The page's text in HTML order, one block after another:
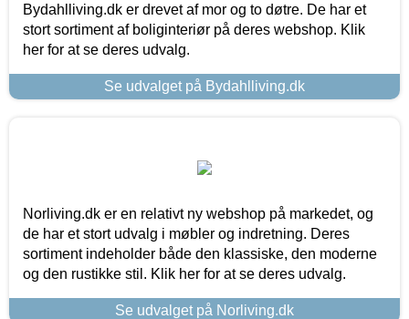
Bydahlliving.dk er drevet af mor og to døtre. De har et
stort sortiment af boliginteriør på deres webshop. Klik
her for at se deres udvalg.
Se udvalget på Bydahlliving.dk
Norliving.dk er en relativt ny webshop på markedet, og
de har et stort udvalg i møbler og indretning. Deres
sortiment indeholder både den klassiske, den moderne
og den rustikke stil. Klik her for at se deres udvalg.
Se udvalget på Norliving.dk